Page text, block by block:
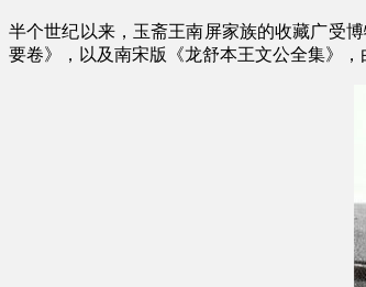
半个世纪以来，玉斋王南屏家族的收藏广受
要卷》，以及南宋版《龙舒本王文公全集》，